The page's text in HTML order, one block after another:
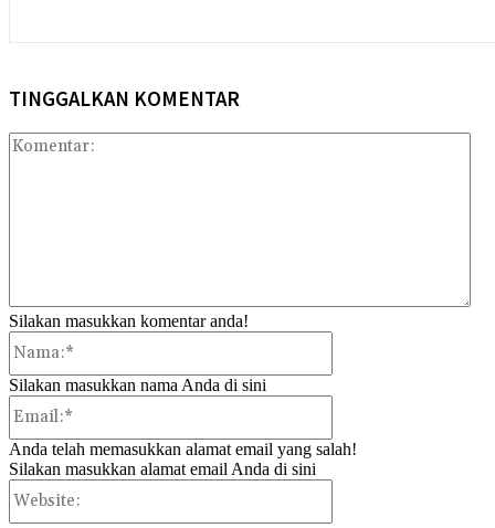
TINGGALKAN KOMENTAR
Silakan masukkan komentar anda!
Silakan masukkan nama Anda di sini
Anda telah memasukkan alamat email yang salah!
Silakan masukkan alamat email Anda di sini